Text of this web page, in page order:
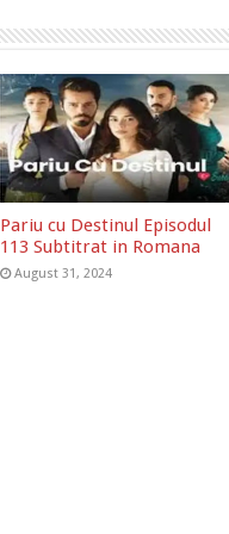
Pariu cu Destinul Episodul
113 Subtitrat in Romana
August 31, 2024